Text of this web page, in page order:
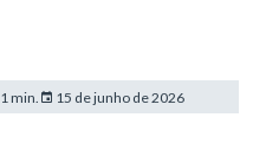
min. 15 de junho de 2026